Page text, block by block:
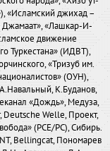
«Исламский джихад –
Джамаат», «Лашкар-И-
движение
Туркестана» (ИДВТ),
«Тризуб им.
(ОУН),
К.Буданов,
«Дождь», Медуза,
Welle, Проект,
(PCE/PC), Сибирь.
Bellingcat, Пономарев